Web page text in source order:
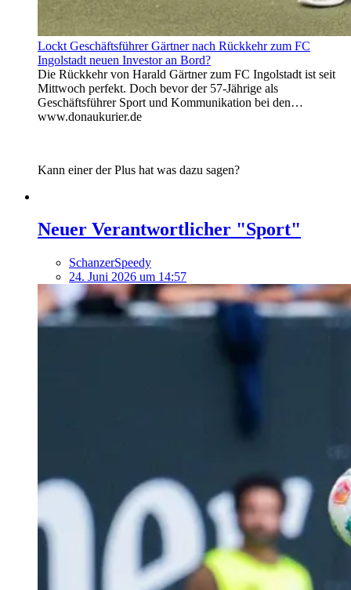
Lockt Geschäftsführer Gärtner nach Rückkehr zum FC
Ingolstadt neuen Investor an Bord?
Die Rückkehr von Harald Gärtner zum FC Ingolstadt ist seit
Mittwoch perfekt. Doch bevor der 57-Jährige als
Geschäftsführer Sport und Kommunikation bei den…
www.donaukurier.de
Kann einer der Plus hat was dazu sagen?
Neuer Verantwortlicher "Sport"
SchanzerSpeedy
24. Juni 2026 um 14:57